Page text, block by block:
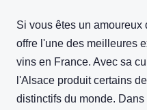
Si vous êtes un
offre l'une des meilleures
vins en France. Avec sa
l'Alsace produit certains
distinctifs du monde.